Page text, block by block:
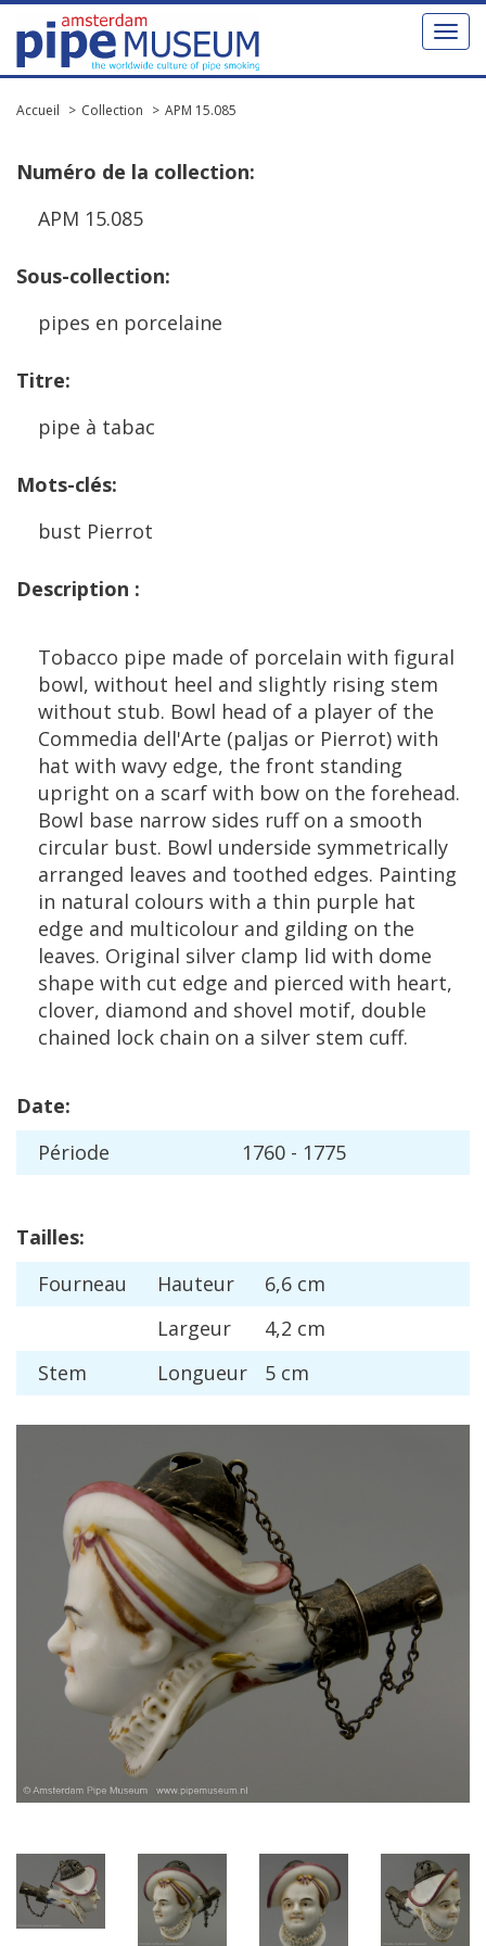
Toggle
Accueil Collection APM 15.085
Numéro de la collection:
APM 15.085
Sous-collection:
pipes en porcelaine
Titre:
pipe à tabac
Mots-clés:
bust Pierrot
Description :
Tobacco pipe made of porcelain with figural
bowl, without heel and slightly rising stem
without stub. Bowl head of a player of the
Commedia dell'Arte (paljas or Pierrot) with
hat with wavy edge, the front standing
upright on a scarf with bow on the forehead.
Bowl base narrow sides ruff on a smooth
circular bust. Bowl underside symmetrically
arranged leaves and toothed edges. Painting
in natural colours with a thin purple hat
edge and multicolour and gilding on the
leaves. Original silver clamp lid with dome
shape with cut edge and pierced with heart,
clover, diamond and shovel motif, double
chained lock chain on a silver stem cuff.
Date:
Période 1760 - 1775
Tailles:
Fourneau
Hauteur 6,6 cm
Largeur
4,2 cm
Stem
Longueur 5 cm